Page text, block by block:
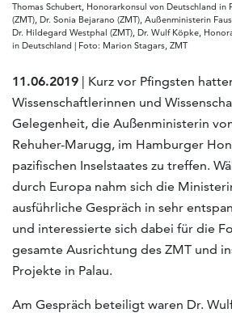
Thomas Schubert, Honorarkonsul von Deutschland in
(ZMT), Dr. Sonia Bejarano (ZMT), Außenministerin
Dr. Hildegard Westphal (ZMT), Dr. Wulf Köpke,
in Deutschland | Foto: Marion Stagars, ZMT
11.06.2019 | Kurz vor Pfingsten
Wissenschaftlerinnen und
Gelegenheit, die Außenministerin
Rehuher-Marugg, im Hamburger
pazifischen Inselstaates zu treffen.
durch Europa nahm sich die
ausführliche Gespräch in sehr
und interessierte sich dabei für die
gesamte Ausrichtung des ZMT und
Projekte in Palau.
Am Gespräch beteiligt waren Dr.